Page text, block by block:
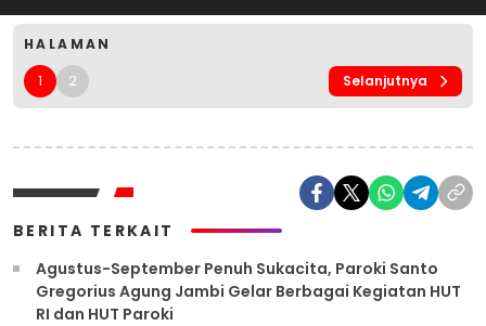
HALAMAN
1 2 Selanjutnya
BERITA TERKAIT
Agustus-September Penuh Sukacita, Paroki Santo
Gregorius Agung Jambi Gelar Berbagai Kegiatan HUT
RI dan HUT Paroki